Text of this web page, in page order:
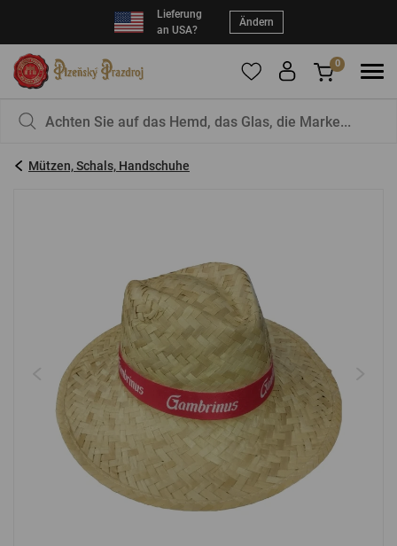
Lieferung
an USA?
Ändern
registrieren Sie sich
bitte.
EINLOGGEN
Vergessenes Passwort Neue Registrierung
ANMELDUNG ÜBER FACEBOOK
0
schade?
Mützen, Schals, Handschuhe